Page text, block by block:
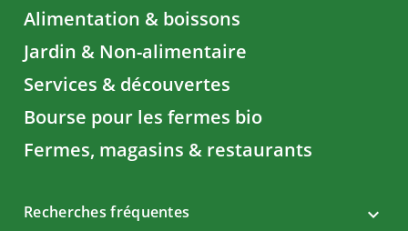
Alimentation & boissons
Jardin & Non-alimentaire
Services & découvertes
Bourse pour les fermes bio
Fermes, magasins & restaurants
Recherches fréquentes